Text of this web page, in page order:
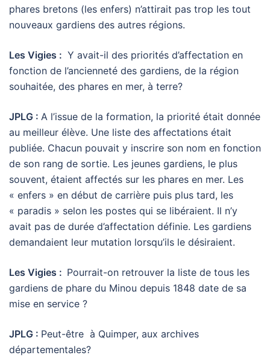
phares bretons (les enfers) n’attirait pas trop les tout
nouveaux gardiens des autres régions.
Les Vigies : Y avait-il des priorités d’affectation en
fonction de l’ancienneté des gardiens, de la région
souhaitée, des phares en mer, à terre?
JPLG : A l’issue de la formation, la priorité était donnée
au meilleur élève. Une liste des affectations était
publiée. Chacun pouvait y inscrire son nom en fonction
de son rang de sortie. Les jeunes gardiens, le plus
souvent, étaient affectés sur les phares en mer. Les
« enfers » en début de carrière puis plus tard, les
« paradis » selon les postes qui se libéraient. Il n’y
avait pas de durée d’affectation définie. Les gardiens
demandaient leur mutation lorsqu’ils le désiraient.
Les Vigies : Pourrait-on retrouver la liste de tous les
gardiens de phare du Minou depuis 1848 date de sa
mise en service ?
JPLG : Peut-être à Quimper, aux archives
départementales?